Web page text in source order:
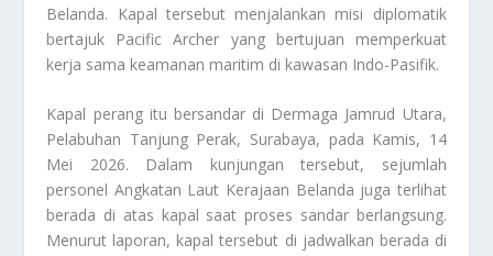
Belanda. Kapal tersebut menjalankan misi diplomatik
bertajuk Pacific Archer yang bertujuan memperkuat
kerja sama keamanan maritim di kawasan Indo-Pasifik.
Kapal perang itu bersandar di Dermaga Jamrud Utara,
Pelabuhan Tanjung Perak, Surabaya, pada Kamis, 14
Mei 2026. Dalam kunjungan tersebut, sejumlah
personel Angkatan Laut Kerajaan Belanda juga terlihat
berada di atas kapal saat proses sandar berlangsung.
Menurut laporan, kapal tersebut di jadwalkan berada di